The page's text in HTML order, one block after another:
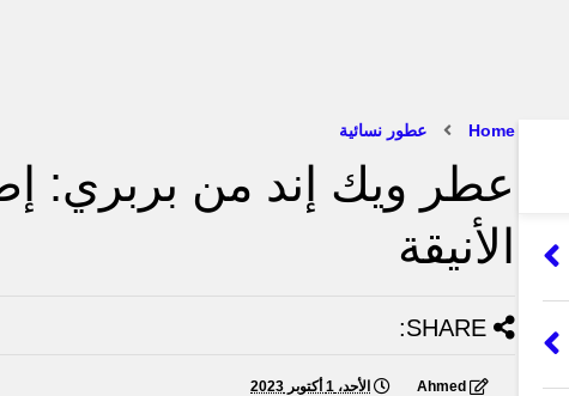
Home عطور نسائية
عطر ويك إند من بربري:
الأنيقة
SHARE:
Ahmed الأحد، 1 أكتوبر 2023